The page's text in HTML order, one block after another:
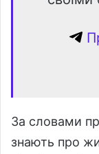
За словами
знають про